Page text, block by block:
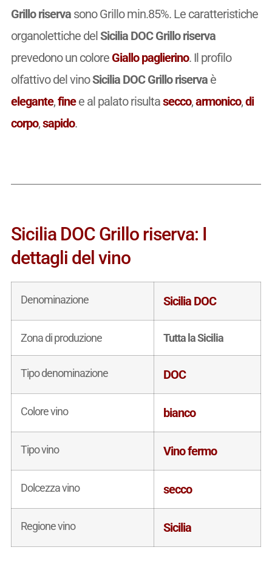
Grillo riservasono Grillo min.85%. Le caratteristiche
organolettiche delSicilia DOC Grillo riserva
prevedono un colore Giallo paglierino. Il profilo
olfattivo del vinoSicilia DOC Grillo riservaè
elegante,finee al palato risultasecco,armonico,di
corpo,sapido.
Sicilia DOC Grillo riserva: I
dettagli del vino
Denominazione Sicilia DOC
Zona di produzione Tutta la Sicilia
Tipo denominazione DOC
Colore vino bianco
Tipo vino Vino fermo
Dolcezza vino secco
Regione vino Sicilia